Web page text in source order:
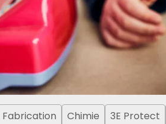
Fabrication Chimie 3E Protect